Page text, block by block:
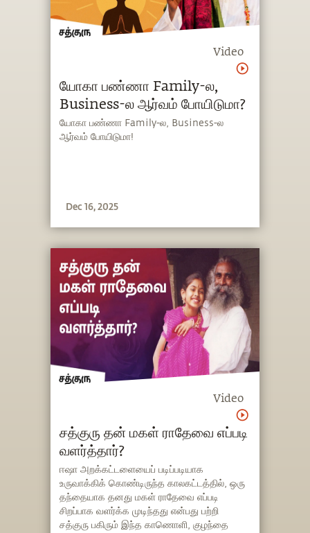
Video
யோகா பண்ணா Family-ல,
Business-ல ஆர்வம் போயிடுமா?
யோகா பண்ணா Family-ல, Business-ல
ஆர்வம் போயிடுமா!
Dec 16, 2025
Video
சத்குரு தன் மகள் ராதேவை எப்படி
வளர்த்தார்?
ஈஷா அறக்கட்டளையைப் படிப்படியாக
உருவாக்கிக் கொண்டிருந்த காலகட்டத்தில், ஒரு
தந்தையாக தனது மகள் ராதேவை எப்படி
சிறப்பாக வளர்க்க முடிந்தது என்பது பற்றி
சத்குரு பகிரும் இந்த காணொளி, குழந்தை